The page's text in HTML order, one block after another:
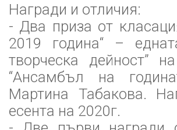
Награди и отличия:
- Два приза от
2019 година“ –
творческа дейност”
“Ансамбъл на
Мартина Табакова.
есента на 2020г.